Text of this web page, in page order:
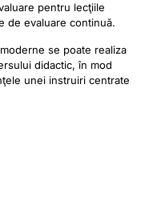
pentru lecţiile
de evaluare continuă.
se poate realiza
didactic, în mod
unei instruiri centrate